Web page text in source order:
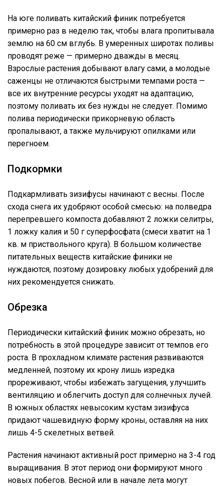
На юге поливать китайский финик потребуется
примерно раз в неделю так, чтобы влага пропитывала
землю на 60 см вглубь. В умеренных широтах поливы
проводят реже — примерно дважды в месяц.
Взрослые растения добывают влагу сами, а молодые
саженцы не отличаются быстрыми темпами роста —
все их внутренние ресурсы уходят на адаптацию,
поэтому поливать их без нужды не следует. Помимо
полива периодически прикорневую область
пропалывают, а также мульчируют опилками или
перегноем.
Подкормки
Подкармливать зизифусы начинают с весны. После
схода снега их удобряют особой смесью: на полведра
перепревшего компоста добавляют 2 ложки селитры,
1 ложку калия и 50 г суперфосфата (смеси хватит на 1
кв. м приствольного круга). В большом количестве
питательных веществ китайские финики не
нуждаются, поэтому дозировку любых удобрений для
них рекомендуется снижать.
Обрезка
Периодически китайский финик можно обрезать, но
потребность в этой процедуре зависит от темпов его
роста. В прохладном климате растения развиваются
медленней, поэтому их крону лишь изредка
прореживают, чтобы избежать загущения, улучшить
вентиляцию и облегчить доступ для солнечных лучей.
В южных областях невысоким кустам зизифуса
придают чашевидную форму кроны, оставляя на них
лишь 4-5 скелетных ветвей.
Растения начинают активный рост примерно на 3-4 год
выращивания. В этот период они формируют много
новых побегов. Весной или в начале лета могут